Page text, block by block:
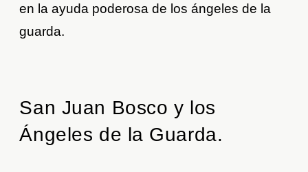
en la ayuda poderosa de los ángeles de la
guarda.
San Juan Bosco y los
Ángeles de la Guarda.